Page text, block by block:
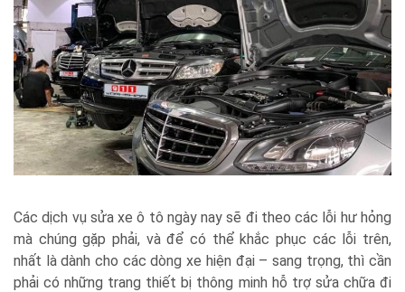
Các dịch vụ sửa xe ô tô ngày nay sẽ đi theo các lỗi hư hỏng
mà chúng gặp phải, và để có thể khắc phục các lỗi trên,
nhất là dành cho các dòng xe hiện đại – sang trọng, thì cần
phải có những trang thiết bị thông minh hỗ trợ sửa chữa đi